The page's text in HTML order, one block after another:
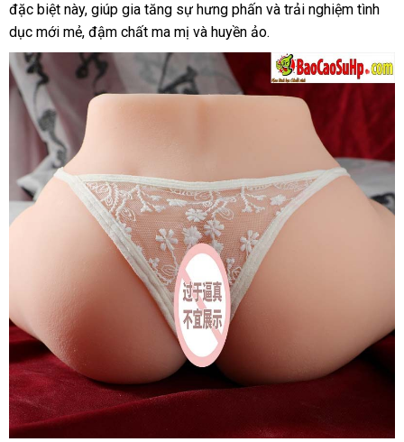
đặc biệt này, giúp gia tăng sự hưng phấn và trải nghiệm tình
dục mới mẻ, đậm chất ma mị và huyền ảo.